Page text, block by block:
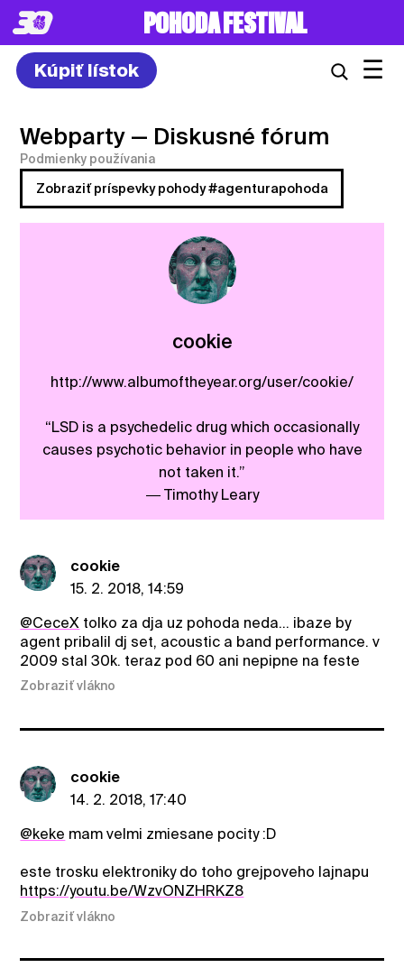
POHODA FESTIVAL
Kúpiť lístok ☰
Webparty — Diskusné fórum
Podmienky používania
Zobraziť príspevky pohody #agenturapohoda
cookie
http://www.albumoftheyear.org/user/cookie/
“LSD is a psychedelic drug which occasionally
causes psychotic behavior in people who have
not taken it.”
― Timothy Leary
cookie
15. 2. 2018, 14:59
@CeceX tolko za dja uz pohoda neda... ibaze by
agent pribalil dj set, acoustic a band performance. v
2009 stal 30k. teraz pod 60 ani nepipne na feste
Zobraziť vlákno
cookie
14. 2. 2018, 17:40
@keke mam velmi zmiesane pocity :D
este trosku elektroniky do toho grejpoveho lajnapu
https://youtu.be/WzvONZHRKZ8
Zobraziť vlákno